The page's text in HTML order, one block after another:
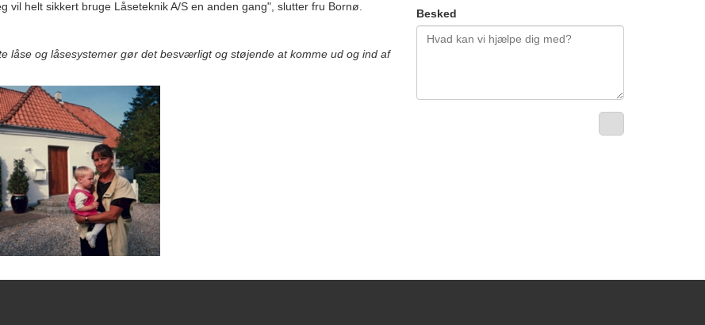
vil helt sikkert bruge Låseteknik A/S en anden gang", slutter fru Bornø.
låse og låsesystemer gør det besværligt og støjende at komme ud og ind af
Besked